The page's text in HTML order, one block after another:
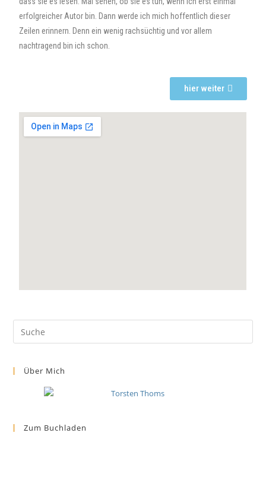
erfolgreicher Autor bin. Dann werde ich mich hoffentlich dieser
Zeilen erinnern. Denn ein wenig rachsüchtig und vor allem
nachtragend bin ich schon.
hier weiter
Über Mich
Zum Buchladen